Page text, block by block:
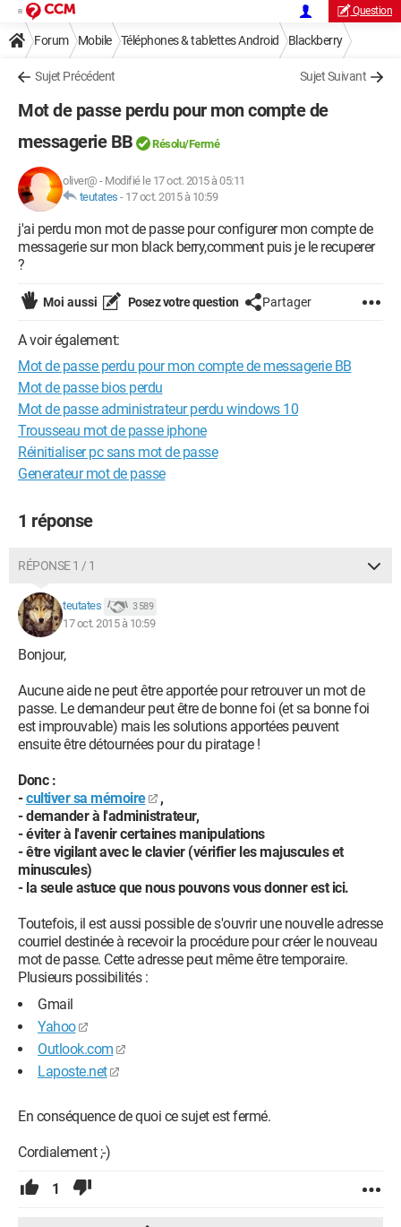
Question
Forum Mobile Téléphones & tablettes Android Blackberry
Sujet Précédent Sujet Suivant
Mot de passe perdu pour mon compte de
messagerie BB
Résolu/Fermé
oliver@ - Modifié le 17 oct. 2015 à 05:11
teutates - 17 oct. 2015 à 10:59
j'ai perdu mon mot de passe pour configurer mon compte de
messagerie sur mon black berry,comment puis je le recuperer
?
Moi aussi Posez votre question Partager
A voir également:
Mot de passe perdu pour mon compte de messagerie BB
Mot de passe bios perdu
Mot de passe administrateur perdu windows 10
Trousseau mot de passe iphone
Réinitialiser pc sans mot de passe
Generateur mot de passe
1 réponse
RÉPONSE 1 / 1
teutates 3 589
17 oct. 2015 à 10:59
Bonjour,
Aucune aide ne peut être apportée pour retrouver un mot de
passe. Le demandeur peut être de bonne foi (et sa bonne foi
est improuvable) mais les solutions apportées peuvent
ensuite être détournées pour du piratage !
Donc :
-cultiver sa mémoire
,
- demander à l'administrateur,
- éviter à l'avenir certaines manipulations
- être vigilant avec le clavier (vérifier les majuscules et
minuscules)
- la seule astuce que nous pouvons vous donner est ici.
Toutefois, il est aussi possible de s'ouvrir une nouvelle adresse
courriel destinée à recevoir la procédure pour créer le nouveau
mot de passe. Cette adresse peut même être temporaire.
Plusieurs possibilités :
Gmail
Yahoo
Outlook.com
Laposte.net
En conséquence de quoi ce sujet est fermé.
Cordialement ;-)
1